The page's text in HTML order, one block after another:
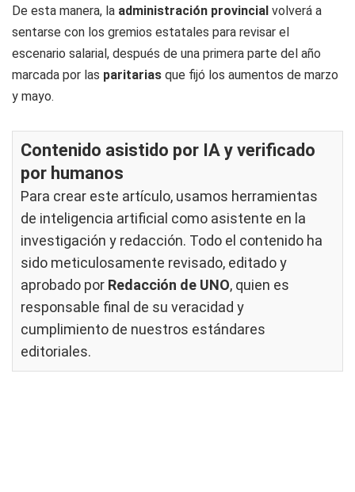
De esta manera, la administración provincial volverá a
sentarse con los gremios estatales para revisar el
escenario salarial, después de una primera parte del año
marcada por las paritarias que fijó los aumentos de marzo
y mayo.
Contenido asistido por IA y verificado
por humanos
Para crear este artículo, usamos herramientas
de inteligencia artificial como asistente en la
investigación y redacción. Todo el contenido ha
sido meticulosamente revisado, editado y
aprobado por Redacción de UNO, quien es
responsable final de su veracidad y
cumplimiento de nuestros estándares
editoriales.